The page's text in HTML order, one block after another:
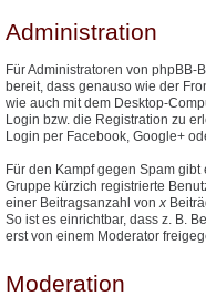
Administration
Für Administratoren von phpBB-
bereit, dass genauso wie der
wie auch mit dem Desktop-
Login bzw. die Registration zu
Login per Facebook, Google+
Für den Kampf gegen Spam
Gruppe kürzich registrierte
einer Beitragsanzahl vonx
So ist es einrichtbar, dass z. B.
erst von einem Moderator
Moderation